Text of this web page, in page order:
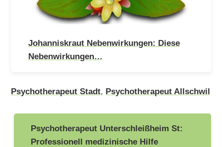
Johanniskraut Nebenwirkungen: Diese
Nebenwirkungen…
Psychotherapeut Stadt, Psychotherapeut Allschwil
Beitragsnavigation
Psychotherapeut Unterschleißheim St:
Professionell medizinische Hilfe